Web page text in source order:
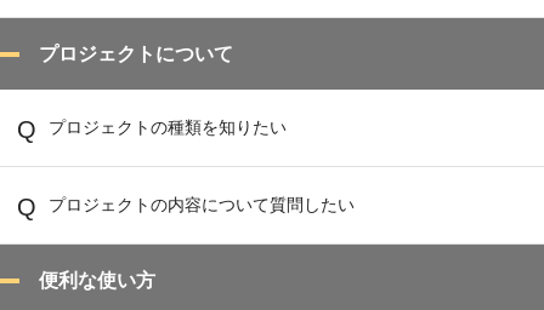
プロジェクトについて
プロジェクトの種類を知りたい
プロジェクトの内容について質問したい
便利な使い方